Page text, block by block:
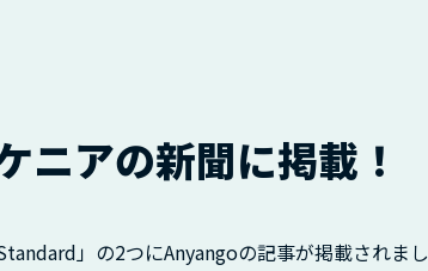
アの新聞に掲載！
」の2つにAnyangoの記事が掲載されまし